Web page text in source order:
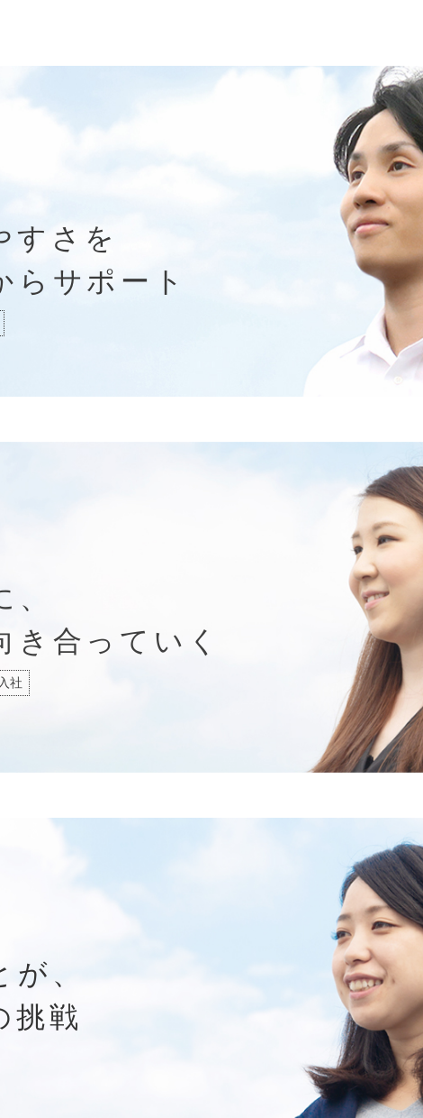
すさを
らサポート
き合っていく
社
、
挑戦